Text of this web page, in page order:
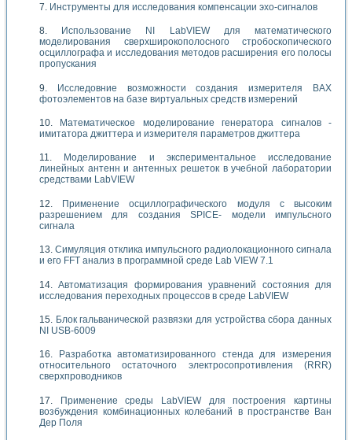
Инструменты для исследования компенсации эхо-сигналов
Использование NI LabVIEW для математического
моделирования сверхширокополосного стробоскопического
осциллографа и исследования методов расширения его полосы
пропускания
Исследовние возможности создания измерителя ВАХ
фотоэлементов на базе виртуальных средств измерений
Математическое моделирование генератора сигналов -
имитатора джиттера и измерителя параметров джиттера
Моделирование и экспериментальное исследование
линейных антенн и антенных решеток в учебной лаборатории
средствами LabVIEW
Применение осциллографического модуля с высоким
разрешением для создания SPICE- модели импульсного
сигнала
Симуляция отклика импульсного радиолокационного сигнала
и его FFT анализ в программной среде Lab VIEW 7.1
Автоматизация формирования уравнений состояния для
исследования переходных процессов в среде LabVIEW
Блок гальванической развязки для устройства сбора данных
NI USB-6009
Разработка автоматизированного стенда для измерения
относительного остаточного электросопротивления (RRR)
сверхпроводников
Применение среды LabVIEW для построения картины
возбуждения комбинационных колебаний в пространстве Ван
Дер Поля